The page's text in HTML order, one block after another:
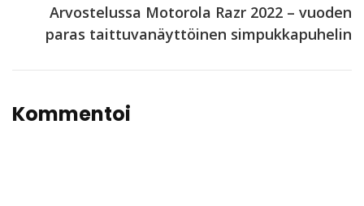
Arvostelussa Motorola Razr 2022 – vuoden
paras taittuvanäyttöinen simpukkapuhelin
Kommentoi